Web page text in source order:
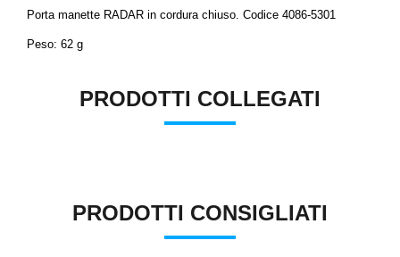
Porta manette RADAR in cordura chiuso. Codice 4086-5301
Peso: 62 g
PRODOTTI COLLEGATI
PRODOTTI CONSIGLIATI